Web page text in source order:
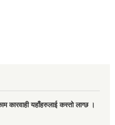
कारवाही यहाँहरुलाई कस्तो लाग्छ ।